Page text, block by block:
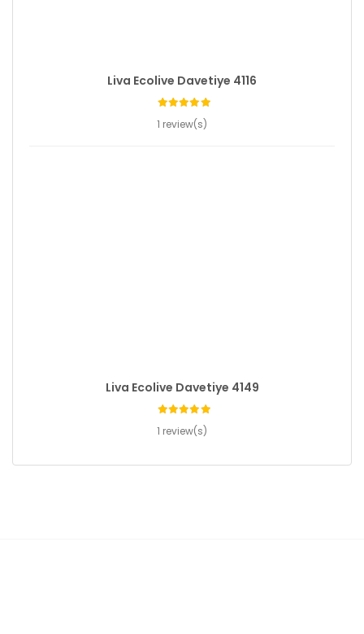
Liva Ecolive Davetiye 4116
1 review(s)
Liva Ecolive Davetiye 4149
1 review(s)